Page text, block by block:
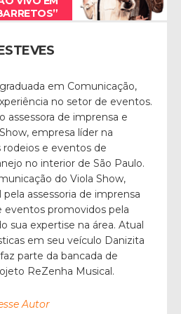
em Comunicação,
no setor de eventos.
assessora de imprensa e
empresa líder na
rodeios e eventos de
no interior de São Paulo.
do Viola Show,
assessoria de imprensa
eventos promovidos pela
sua expertise na área. Atual
em seu veículo Danizita
parte da bancada de
ReZenha Musical.
Autor